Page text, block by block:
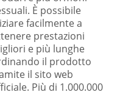
È possibile
facilmente a
prestazioni
e più lunghe
il prodotto
il sito web
Più di 1.000.000